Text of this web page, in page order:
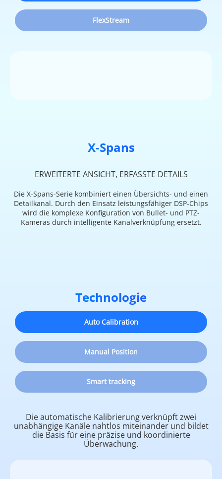
FlexStream
X-Spans
ERWEITERTE ANSICHT, ERFASSTE DETAILS
Die X-Spans-Serie kombiniert einen Übersichts- und einen
Detailkanal. Durch den Einsatz leistungsfähiger DSP-Chips
wird die komplexe Konfiguration von Bullet- und PTZ-
Kameras durch intelligente Kanalverknüpfung ersetzt.
Technologie
Auto Calibration
Manual Position
Smart tracking
Die automatische Kalibrierung verknüpft zwei
unabhängige Kanäle nahtlos miteinander und bildet
die Basis für eine präzise und koordinierte
Überwachung.